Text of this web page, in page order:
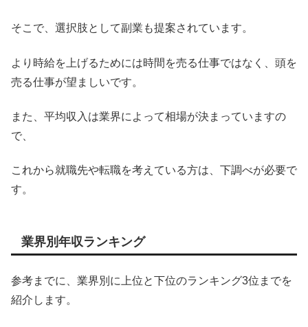
そこで、選択肢として副業も提案されています。
より時給を上げるためには時間を売る仕事ではなく、頭を
売る仕事が望ましいです。
また、平均収入は業界によって相場が決まっていますの
で、
これから就職先や転職を考えている方は、下調べが必要で
す。
業界別年収ランキング
参考までに、業界別に上位と下位のランキング3位までを
紹介します。